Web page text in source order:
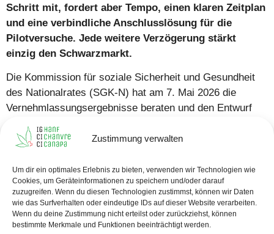
Zustimmung verwalten
Um dir ein optimales Erlebnis zu bieten, verwenden wir Technologien wie
Cookies, um Geräteinformationen zu speichern und/oder darauf
zuzugreifen. Wenn du diesen Technologien zustimmst, können wir Daten
wie das Surfverhalten oder eindeutige IDs auf dieser Website verarbeiten.
Wenn du deine Zustimmung nicht erteilst oder zurückziehst, können
bestimmte Merkmale und Funktionen beeinträchtigt werden.
Schritt mit, fordert aber Tempo, einen klaren Zeitplan
und eine verbindliche Anschlusslösung für die
Pilotversuche. Jede weitere Verzögerung stärkt
einzig den Schwarzmarkt.
Die Kommission für soziale Sicherheit und Gesundheit
des Nationalrates (SGK-N) hat am 7. Mai 2026 die
Vernehmlassungsergebnisse beraten und den Entwurf
Subkommission zurückgeschickt. Aus Sicht der IG Hanf
Hängepartie werden.
Jeder Monat ohne Regulierung stärkt
den Schwarzmarkt